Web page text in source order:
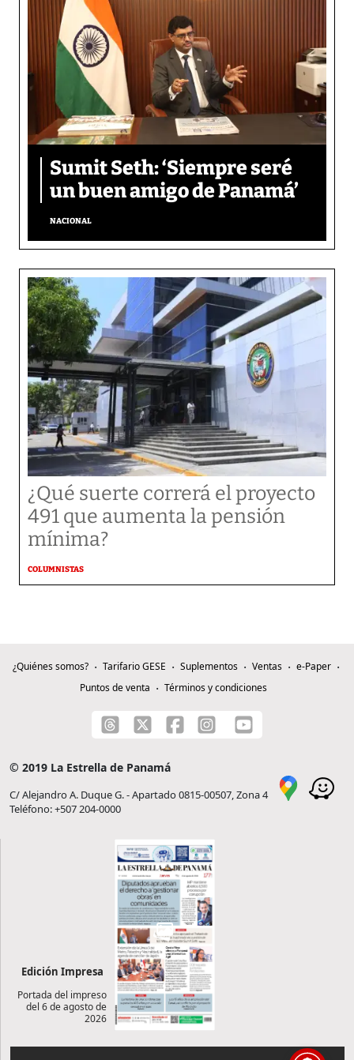
Sumit Seth: ‘Siempre seré
un buen amigo de Panamá’
NACIONAL
¿Qué suerte correrá el proyecto
491 que aumenta la pensión
mínima?
COLUMNISTAS
¿Quiénes somos? Tarifario GESE Suplementos Ventas
e-Paper
Puntos de venta
Términos y condiciones
© 2019 La Estrella de Panamá
C/ Alejandro A. Duque G. - Apartado 0815-00507, Zona 4
Teléfono: +507 204-0000
Edición Impresa
Portada del impreso
del 6 de agosto de
2026